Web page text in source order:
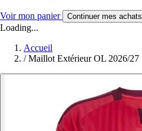
Voir mon panier Continuer mes achats
Loading...
Accueil
/ Maillot Extérieur OL 2026/27